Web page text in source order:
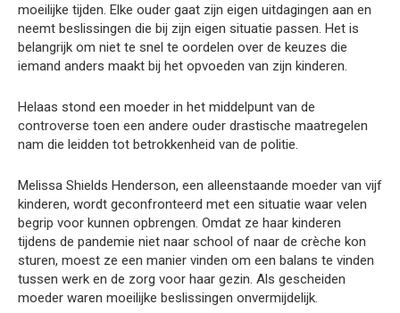
moeilijke tijden. Elke ouder gaat zijn eigen uitdagingen aan en
neemt beslissingen die bij zijn eigen situatie passen. Het is
belangrijk om niet te snel te oordelen over de keuzes die
iemand anders maakt bij het opvoeden van zijn kinderen.
Helaas stond een moeder in het middelpunt van de
controverse toen een andere ouder drastische maatregelen
nam die leidden tot betrokkenheid van de politie.
Melissa Shields Henderson, een alleenstaande moeder van vijf
kinderen, wordt geconfronteerd met een situatie waar velen
begrip voor kunnen opbrengen. Omdat ze haar kinderen
tijdens de pandemie niet naar school of naar de crèche kon
sturen, moest ze een manier vinden om een balans te vinden
tussen werk en de zorg voor haar gezin. Als gescheiden
moeder waren moeilijke beslissingen onvermijdelijk.